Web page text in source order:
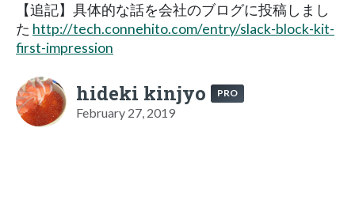
【追記】具体的な話を会社のブログに投稿しまし
た http://tech.connehito.com/entry/slack-block-kit-
first-impression
hideki kinjyo PRO
February 27, 2019